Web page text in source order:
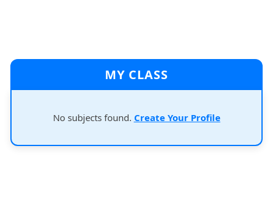
MY CLASS
No subjects found. Create Your Profile